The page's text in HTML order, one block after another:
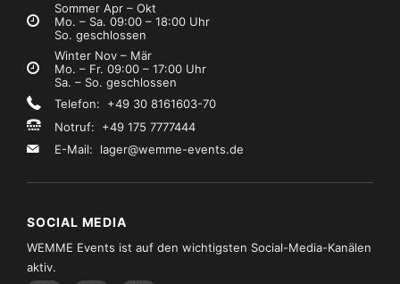
Sommer Apr – Okt
Mo. – Sa. 09:00 – 18:00 Uhr
So. geschlossen
Winter Nov – Mär
Mo. – Fr. 09:00 – 17:00 Uhr
Sa. – So. geschlossen
Telefon: +49 30 8161603-70
Notruf: +49 175 7777444
E-Mail: lager@wemme-events.de
SOCIAL MEDIA
WEMME Events ist auf den wichtigsten Social-Media-Kanälen
aktiv.